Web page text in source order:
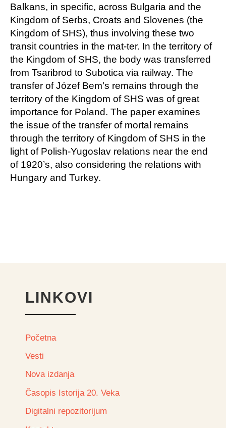
Balkans, in specific, across Bulgaria and the
Kingdom of Serbs, Croats and Slovenes (the
Kingdom of SHS), thus involving these two
transit countries in the mat-ter. In the territory of
the Kingdom of SHS, the body was transferred
from Tsaribrod to Subotica via railway. The
transfer of Józef Bem’s remains through the
territory of the Kingdom of SHS was of great
importance for Poland. The paper examines
the issue of the transfer of mortal remains
through the territory of Kingdom of SHS in the
light of Polish-Yugoslav relations near the end
of 1920’s, also considering the relations with
Hungary and Turkey.
LINKOVI
Početna
Vesti
Nova izdanja
Časopis Istorija 20. Veka
Digitalni repozitorijum